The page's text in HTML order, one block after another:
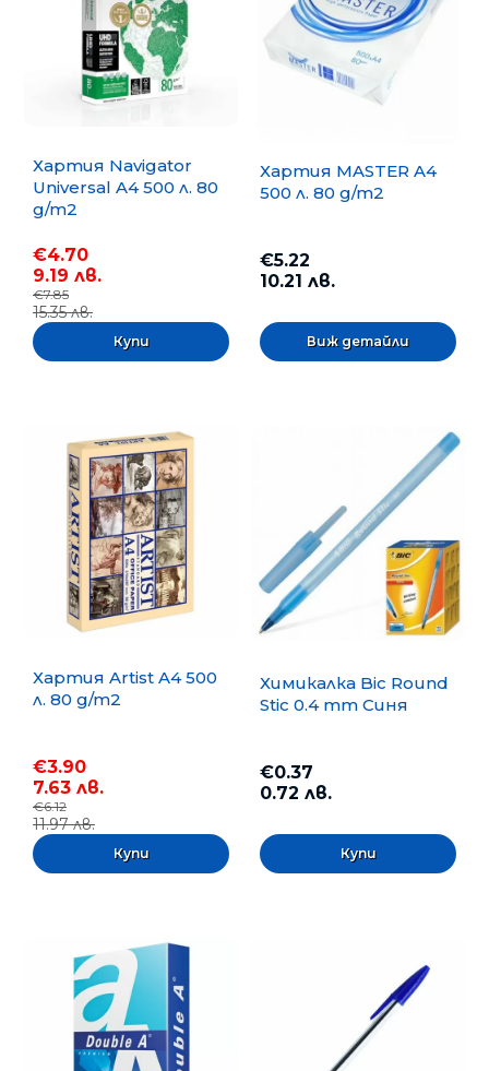
Хартия Navigator
Universal A4 500 л. 80
g/m2
€4.70
9.19 лв.
€7.85
15.35 лв.
Хартия MASTER A4
500 л. 80 g/m2
€5.22
10.21 лв.
Виж детайли
Хартия Artist A4 500
л. 80 g/m2
€3.90
7.63 лв.
€6.12
11.97 лв.
Химикалка Bic Round
Stic 0.4 mm Синя
€0.37
0.72 лв.